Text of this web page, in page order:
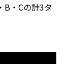
B・Cの計3タ